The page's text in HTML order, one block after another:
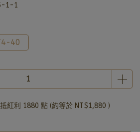
1-1
40
紅利 1880 點 (約等於 NT$1,880 )